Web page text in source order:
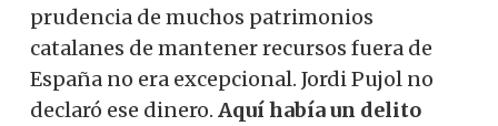
prudencia de muchos patrimonios
catalanes de mantener recursos fuera de
España no era excepcional. Jordi Pujol no
declaró ese dinero. Aquí había un delito